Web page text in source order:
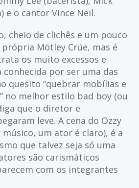
e o cantor Vince Neil.
cheio de clichês e um pouco
própria Mötley Crüe, mas é
os muito excessos e
conhecida por ser uma das
quesito “quebrar mobílias e
no melhor estilo bad boy (ou
que o diretor e
leve. A cena do Ozzy
um ator é claro), é a
que talvez seja só uma
são carismáticos
com os integrantes